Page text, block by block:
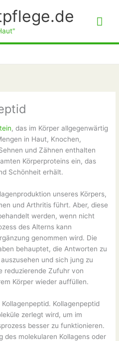
, das im Körper allgegenwärtig
in Haut, Knochen,
und Zähnen enthalten
Körperproteins ein, das
Schönheit erhält.
unseres Körpers,
und Arthritis führt. Aber, diese
werden, wenn nicht
des Alterns kann
genommen wird. Die
behauptet, die Antworten zu
und sich jung zu
reduzierende Zufuhr von
Körper wieder auffüllen.
Kollagenpeptid
zerlegt wird, um im
besser zu funktionieren.
des molekularen Kollagens oder